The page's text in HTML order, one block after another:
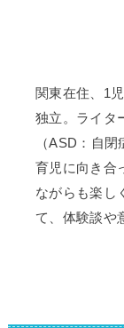
関東在住、1
独立。ライタ
（ASD：自
育児に向き合
ながらも楽し
て、体験談や